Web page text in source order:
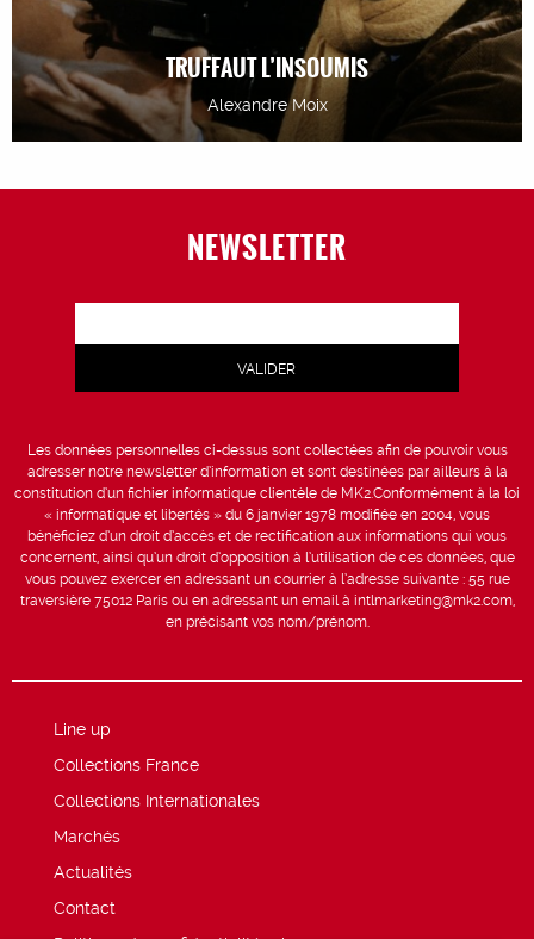
TRUFFAUT L’INSOUMIS
Alexandre Moix
NEWSLETTER
Les données personnelles ci-dessus sont collectées afin de pouvoir vous
adresser notre newsletter d’information et sont destinées par ailleurs à la
constitution d’un fichier informatique clientèle de MK2.Conformément à la loi
« informatique et libertés » du 6 janvier 1978 modifiée en 2004, vous
bénéficiez d’un droit d’accès et de rectification aux informations qui vous
concernent, ainsi qu’un droit d’opposition à l’utilisation de ces données, que
vous pouvez exercer en adressant un courrier à l’adresse suivante : 55 rue
traversière 75012 Paris ou en adressant un email à intlmarketing@mk2.com,
en précisant vos nom/prénom.
Line up
Collections France
Collections Internationales
Marchés
Actualités
Contact